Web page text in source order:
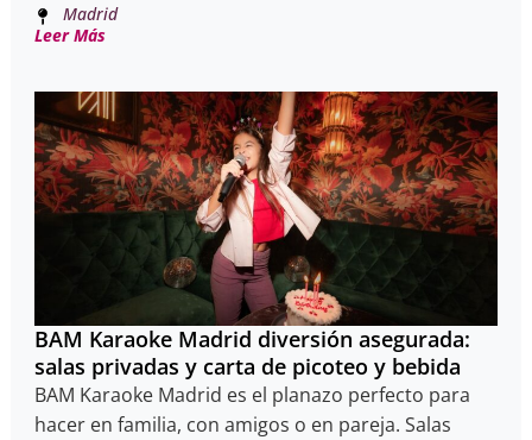
Madrid
Leer Más
BAM Karaoke Madrid diversión asegurada:
salas privadas y carta de picoteo y bebida
BAM Karaoke Madrid es el planazo perfecto para
hacer en familia, con amigos o en pareja. Salas